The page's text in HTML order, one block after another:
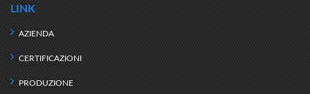
LINK
AZIENDA
CERTIFICAZIONI
PRODUZIONE